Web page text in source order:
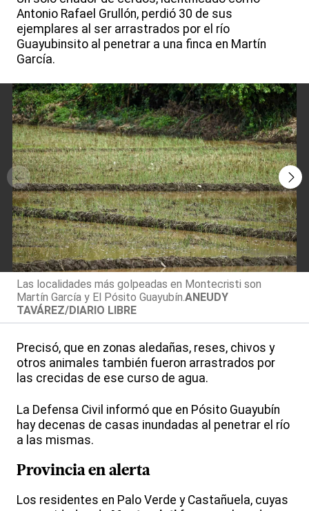
Antonio Rafael Grullón, perdió 30 de sus
ejemplares al ser arrastrados por el río
Guayubinsito al penetrar a una finca en Martín
García.
Las localidades más golpeadas en Montecristi son
Martín García y El Pósito Guayubín.ANEUDY
TAVÁREZ/DIARIO LIBRE
Precisó, que en zonas aledañas, reses, chivos y
otros animales también fueron arrastrados por
las crecidas de ese curso de agua.
La Defensa Civil informó que en Pósito Guayubín
hay decenas de casas inundadas al penetrar el río
a las mismas.
Provincia en alerta
Los residentes en Palo Verde y Castañuela, cuyas